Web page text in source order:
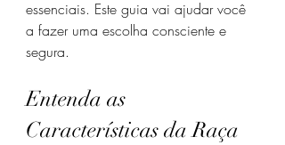
essenciais. Este guia vai ajudar você
a fazer uma escolha consciente e
segura.
Entenda as
Características da Raça